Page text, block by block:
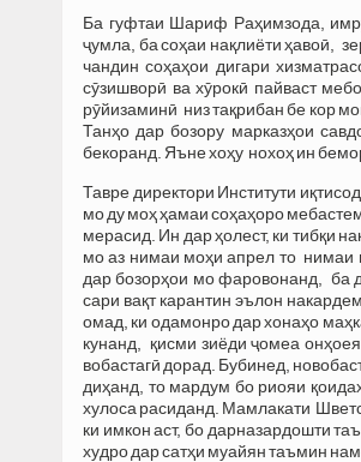
Ба гуфтаи Шариф Раҳимзода,
ҷумла, ба соҳаи нақлиёти ҳавоӣ,
чандин соҳаҳои дигари
сӯзишворӣ ва хӯрокӣ пайваст
рӯйизаминӣ низ тақрибан бе кор
Танҳо дар бозору марказҳои
бекоранд. Яъне хоҳу нохоҳ ин
Тавре директори Институти
мо ду моҳ ҳамаи соҳаҳоро
мерасид. Ин дар ҳолест, ки тибқи
мо аз нимаи моҳи апрел то нимаи
дар бозорҳои мо фаровонанд, ба
сари вақт карантин эълон
омад, ки одамонро дар хонаҳо
кунанд, қисми зиёди ҷомеа
вобастагӣ дорад. Бубинед,
диҳанд, то мардум бо риояи
хулоса расиданд. Мамлакати
ки имкон аст, бо дарназардошти
худро дар сатҳи муайян таъмин